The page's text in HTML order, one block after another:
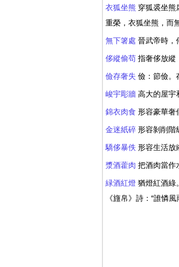
衣狐坐熊 穿狐裘坐熊
重榮，衣狐坐熊，而
無下箸處 晉武帝時，
侈縱偷苟指奢侈放縱
儉存奢失 儉：節儉。
峻宇彫牆高大的屋宇
錦衣肉食 形容豪華奢
金迷紙碎形容剝削階
驕侈暴佚 形容生活放
漿酒藿肉 把酒肉當作
緑酒紅燈猶燈紅酒綠
《旜帛》詩：“誰憐